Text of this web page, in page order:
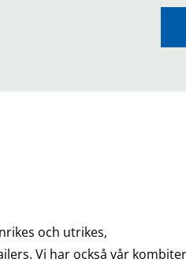
och utrikes,
Vi har också vår